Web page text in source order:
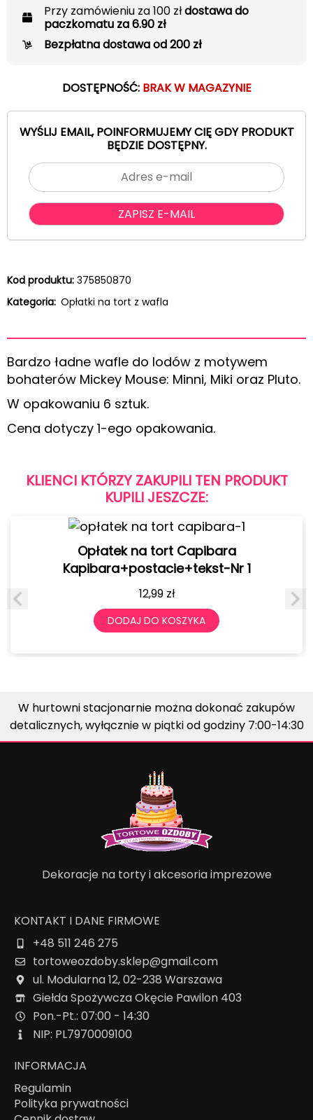
Przy zamówieniu za 100 złdostawa do
paczkomatu za 6.90 zł
Bezpłatna dostawa od 200 zł
DOSTĘPNOŚĆ: BRAK W MAGAZYNIE
WYŚLIJ EMAIL, POINFORMUJEMY CIĘ GDY PRODUKT
BĘDZIE DOSTĘPNY.
Kod produktu: 375850870
Kategoria: Opłatki na tort z wafla
Bardzo ładne wafle do lodów z motywem
bohaterów Mickey Mouse: Minni, Miki oraz Pluto.
W opakowaniu 6 sztuk.
Cena dotyczy 1-ego opakowania.
KLIENCI KTÓRZY ZAKUPILI TEN PRODUKT
KUPILI JESZCZE:
Opłatek na tort Capibara
Kapibara+postacie+tekst-Nr 1
12,99 zł
DODAJ DO KOSZYKA
W hurtowni stacjonarnie można dokonać zakupów
detalicznych, wyłącznie w piątki od godziny 7:00-14:30
Dekoracje na torty i akcesoria imprezowe
KONTAKT I DANE FIRMOWE
+48 511 246 275
tortoweozdoby.sklep@gmail.com
ul. Modularna 12, 02-238 Warszawa
Giełda Spożywcza Okęcie Pawilon 403
Pon.-Pt.: 07:00 - 14:30
NIP: PL7970009100
INFORMACJA
Regulamin
Polityka prywatności